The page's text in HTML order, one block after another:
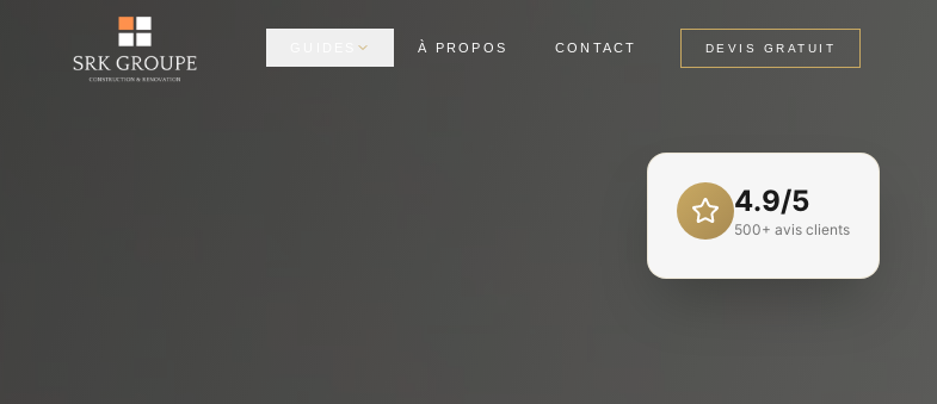
À PROPOS CONTACT DEVIS GRATUIT
4.9/5
500+ avis clients